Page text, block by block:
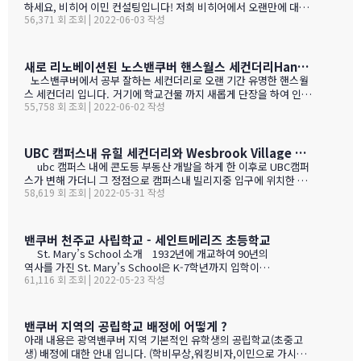
하세요, 비히어 이민 컨설팅입니다! 저희 비히어에서 오랜만에 대면
세미나를 시작합니다! 코로나 이후로는 한번도 찾아뵙지 못하다 드
직접 진행 예정입니다. 그리고 오경호 팀장님이 부동산 이야기를 해
주실 예정이고요~!⠀특히 랭리 놀밴은 조기 유학 어머님들께 도움될
만한 정보로 준비중이니 캐나다 이민이나 부동산 관심있으시다면 오
랜만에 저희 대표님 얼굴도 보시고 궁금한 내용들 칼답도 받으실 겸
해서 아래 링크로 신청해주시면 좋을 거 같습니다!⠀조기유학 부모로
을 크게 걱정하지 않고 집을 구매할수있는 방법 등 정보 등 궁금하셨
던 내용들에 답변 드릴 수 있게 준비하신다고 하니 기대 많이 해주시
고 많…
56,371 회 조회 | 2022-06-03 작성
새로 리노베이션된 노스밴쿠버 핸스월스 세컨더리Handsworth Secondary (8-12학년)
노스밴쿠버에서 공부 잘하는 세컨더리로 오랜 기간 유명한 핸스월
스 세컨더리 입니다. 거기에 학교건물 까지 새롭게 단장을 하여 인기
가 더 올라간 학교 입니다. 하지만 학점받기는 쉽지 않다는 단점도
학생 비율 : 3.4% 랭킹 50위 / 252 Handsworth Secondary 홈페
이지 -> &nb…
55,758 회 조회 | 2022-06-02 작성
UBC 캠퍼스내 유힐 세컨더리와 Wesbrook Village 소개
ubc 캠퍼스 내에 콘도등 부동산 개발을 하게 한 이후로 UBC캠퍼
스가 변해 가더니 그 정점으로 캠퍼스내 빌리지중 입구에 위치한 대
표적인 wesbrook village 개발이 최근의 거의 마무리 되어 마지막
지내에 자리 잡고 있습니다. 이곳은 콘도, 마
트,식당, 커뮤니티 센터, 학교등 작은 마을 처럼 셋팅된 입니다. UBC
내 자체 커뮤니티 센터와 빌리지 내에도 별도 커…
58,619 회 조회 | 2022-05-31 작성
밴쿠버 천주교 사립학교 - 세인트메리즈 초등학교
St. Mary’s School 소개 1932년에 개교하여 90년의
역사를 가진 St. Mary’s School은 K-7학년까지 입학이
가능한 천주교 사립 초등학교입니다. 캐나다 BC주 광역밴
니다. ▶ 학교 프로그램 ◎ 방과전/후 수업 S
t. Mary’s School은 탄탄한 방과전후 수업 프로그램을 제
공하고 있습니다. 방과전후 수업을 통해 학생들은 수업 숙
61,116 회 조회 | 2022-05-23 작성
밴쿠버 지역의 공립학교 배정에 어떻게 ?
아래 내용은 광역밴쿠버 지역 기본적인 유학생의 공립학교(초중고
생) 배정에 대한 안내 입니다. (학비무상,워킹비자,이민으로 가시는